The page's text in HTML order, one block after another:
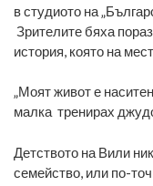
в студиото на
Зрителите бяха
история, която на
„Моят живот е
малка тренирах
Детството на Вили
семейство, или по-